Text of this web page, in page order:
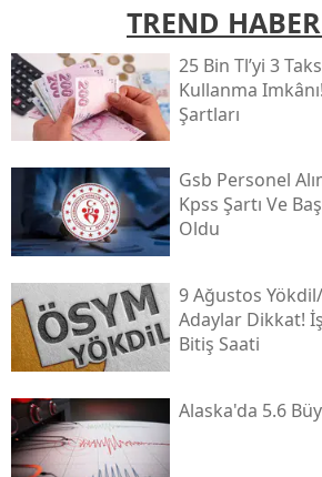
TREND
25 Bin Tl’yi 3
Kullanma
Şartları
Gsb Personel
Kpss Şartı Ve
Oldu
9 Ağustos Yökdi̇l/
Adaylar Dikkat!
Bitiş Saati
Alaska'da 5.6